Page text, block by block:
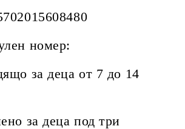
номер:
за деца от 7 до 14
за деца под три